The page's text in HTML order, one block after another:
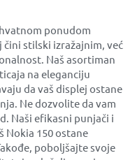
ponudom
čini stilski izražajnim, već
Naš asortiman
na eleganciju
da vaš displej ostane
Ne dozvolite da vam
Naši efikasni punjači i
Nokia 150 ostane
poboljšajte svoje